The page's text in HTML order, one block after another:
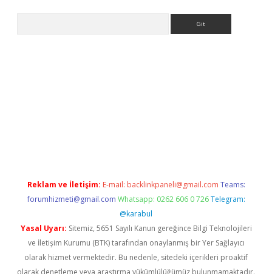
Reklam ve İletişim: E-mail: backlinkpaneli@gmail.com Teams:
forumhizmeti@gmail.com Whatsapp: 0262 606 0 726 Telegram:
@karabul
Yasal Uyarı: Sitemiz, 5651 Sayılı Kanun gereğince Bilgi Teknolojileri
ve İletişim Kurumu (BTK) tarafından onaylanmış bir Yer Sağlayıcı
olarak hizmet vermektedir. Bu nedenle, sitedeki içerikleri proaktif
olarak denetleme veya araştırma yükümlülüğümüz bulunmamaktadır.